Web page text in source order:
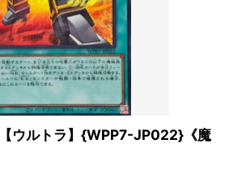
ウルトラ】{WPP7-JP022}《魔